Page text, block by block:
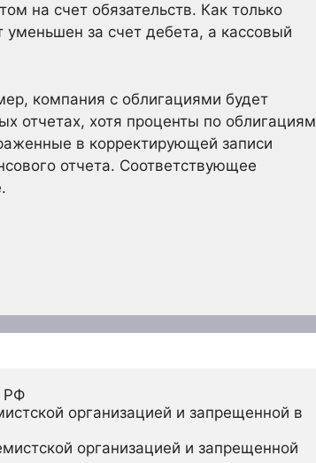
на счет обязательств. Как только
уменьшен за счет дебета, а кассовый
компания с облигациями будет
отчетах, хотя проценты по облигациям
в корректирующей записи
отчета. Соответствующее
РФ
организацией и запрещенной в
организацией и запрещенной